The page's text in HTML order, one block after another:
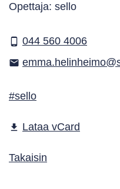
Opettaja: sello
phone_android 044 560 4006
email
#sello
file_download Lataa vCard
Takaisin